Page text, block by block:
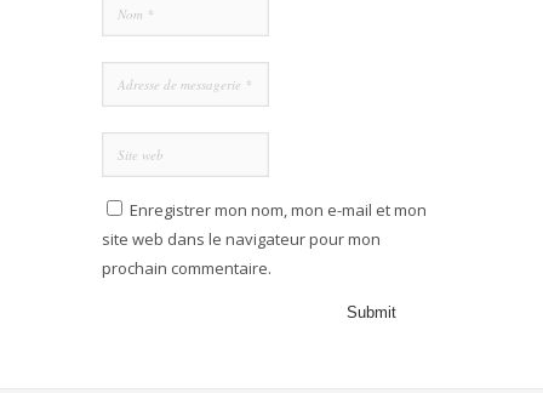
Enregistrer mon nom, mon e-mail et mon
site web dans le navigateur pour mon
prochain commentaire.